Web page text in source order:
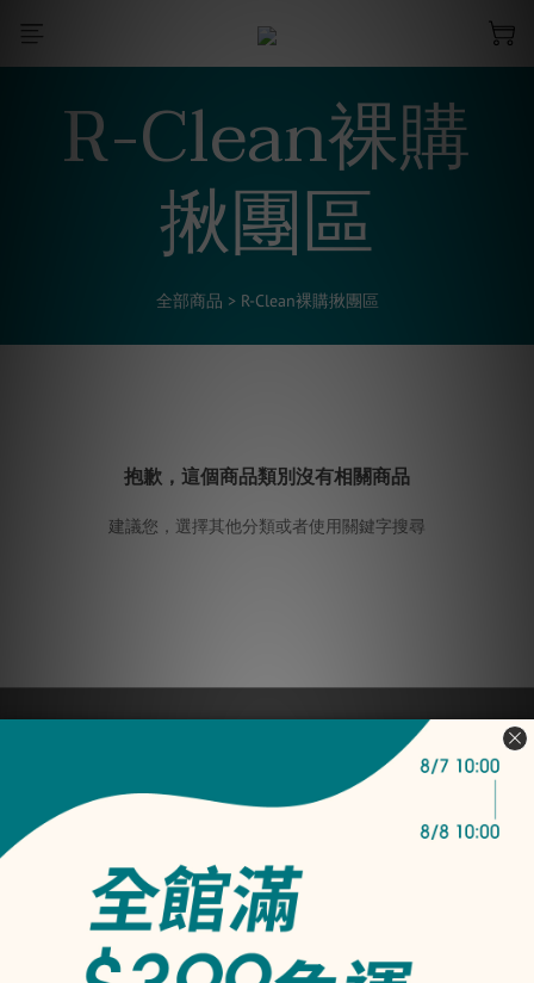
R-Clean裸購
揪團區
全部商品 > R-Clean裸購揪團區
抱歉，這個商品類別沒有相關商品
建議您，選擇其他分類或者使用關鍵字搜尋
購物須知
實體店面查詢
隱私權條款
淨毒五郎有限公司